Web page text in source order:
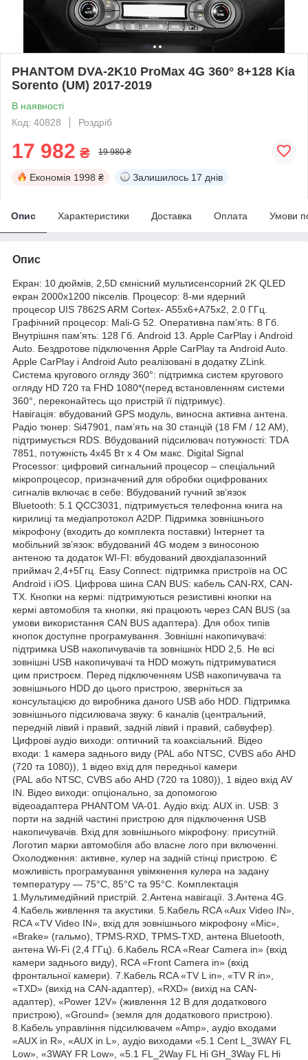
PHANTOM DVA-2K10 ProMax 4G 360° 8+128 Kia
Sorento (UM) 2017-2019
В наявності
Код: 40828
Роздріб
17 982 ₴ 19 980 ₴
Економія 1998 ₴ Залишилось 17 днів
Опис Характеристики Доставка Оплата Умови
Опис
Екран: 10 дюймів, 2,5D ємнісний мультисенсорний 2K QLED
екран 2000х1200 пікселів. Процесор: 8-ми ядерний
процесор UIS 7862S ARM Cortex- A55x6+A75x2, 2.0 ГГц.
Графічний процесор: Mali-G 52. Оперативна пам’ять: 8 Гб.
Внутрішня пам’ять: 128 Гб. Android 13. Apple CarPlay і Android
Auto. Бездротове підключення Apple CarPlay та Android Auto.
Apple CarPlay і Android Auto реалізовані в додатку ZLink.
Система кругового огляду 360°: підтримка систем кругового
огляду HD 720 та FHD 1080*(перед встановленням системи
360°, переконайтесь що пристрій її підтримує).
Навігація: вбудований GPS модуль, виносна активна антена.
Радіо тюнер: Si47901, пам’ять на 30 станцій (18 FM / 12 AM),
підтримується RDS. Вбудований підсилювач потужності: TDA
7851, потужність 4х45 Вт х 4 Ом макс. Digital Signal
Processor: цифровий сигнальний процесор – спеціальний
мікропроцесор, призначений для обробки оцифрованих
сигналів включає в себе: Вбудований гучний зв’язок
Bluetooth: 5.1 QCC3031, підтримується телефонна книга на
кирилиці та медіапротокол A2DP. Підримка зовнішнього
мікрофону (входить до комплекта поставки) Інтернет та
мобільний зв’язок: вбудований 4G модем з виносоною
антеною та додаток WI-FI: вбудований двохдіапазонний
приймач 2,4+5Ггц. Easy Connect: підтримка пристроїв на ОС
Android і iOS. Цифрова шина CAN BUS: кабель CAN-RX, CAN-
TX. Кнопки на кермі: підтримуються резистивні кнопки на
кермі автомобіля та кнопки, які працюють через CAN BUS (за
умови використання CAN BUS адаптера). Для обох типів
кнопок доступне програмування. Зовнішні накопичувачі:
підтримка USB накопичувачів та зовнішніх HDD 2,5. Не всі
зовнішні USB накопичувачі та HDD можуть підтримуватися
цим пристроєм. Перед підключенням USB накопичувача та
зовнішнього HDD до цього пристрою, зверніться за
консультацією до виробника даного USB або HDD. Підтримка
зовнішнього підсилювача звуку: 6 каналів (центральний,
передній лівий і правий, задній лівий і правий, сабвуфер).
Цифрові аудіо виходи: оптичний та коаксіальний. Відео
входи: 1 камера заднього виду (PAL або NTSC, CVBS або AHD
(720 та 1080)), 1 відео вхід для передньої камери
(PAL або NTSC, CVBS або AHD (720 та 1080)), 1 відео вхід AV
IN. Відео виходи: опціонально, за допомогою
відеоадаптера PHANTOM VA-01. Аудіо вхід: AUX in. USB: 3
порти на задній частині пристрою для підключення USB
накопичувачів. Вхід для зовнішнього мікрофону: присутній.
Логотип марки автомобіля або власне лого при включенні.
Охолодження: активне, кулер на задній стінці пристрою. Є
можливість програмування увімкнення кулера на задану
температуру — 75°С, 85°С та 95°С. Комплектація
1.Мультимедійний пристрій. 2.Антена навігації. 3.Антена 4G.
4.Кабель живлення та акустики. 5.Кабель RCA «Aux Video IN»,
RCA «TV Video IN», вхід для зовнішнього мікрофону «Mic»,
«Brake» (гальмо), TPMS-RXD, TPMS-TXD, антена Bluetooth,
антена Wi-Fi (2,4 ГГц). 6.Кабель RCA «Rear Camera in» (вхід
камери заднього виду), RCA «Front Camera in» (вхід
фронтальної камери). 7.Кабель RCA «TV L in», «TV R in»,
«TXD» (вихід на CAN-адаптер), «RXD» (вихід на CAN-
адаптер), «Power 12V» (живлення 12 В для додаткового
пристрою), «Ground» (земля для додаткового пристрою).
8.Кабель управління підсилювачем «Amp», аудіо входами
«AUX in R», «AUX in L», аудіо виходами «5.1 Cent L_3WAY FL
Low», «3WAY FR Low», «5.1 FL_2Way FL Hi GH_3Way FL Hi